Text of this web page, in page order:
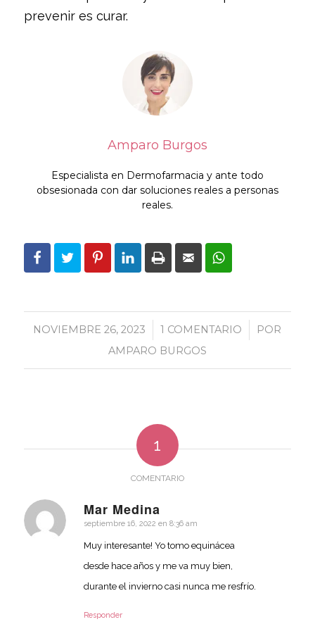
prevenir es curar.
Amparo Burgos
Especialista en Dermofarmacia y ante todo
obsesionada con dar soluciones reales a personas
reales.
NOVIEMBRE 26, 2023
/ 1 COMENTARIO
/
POR
AMPARO BURGOS
1
COMENTARIO
Mar Medina
Dice:
septiembre 16, 2022 en 8:36 am
Muy interesante! Yo tomo equinácea
desde hace años y me va muy bien,
durante el invierno casi nunca me resfrío.
Responder